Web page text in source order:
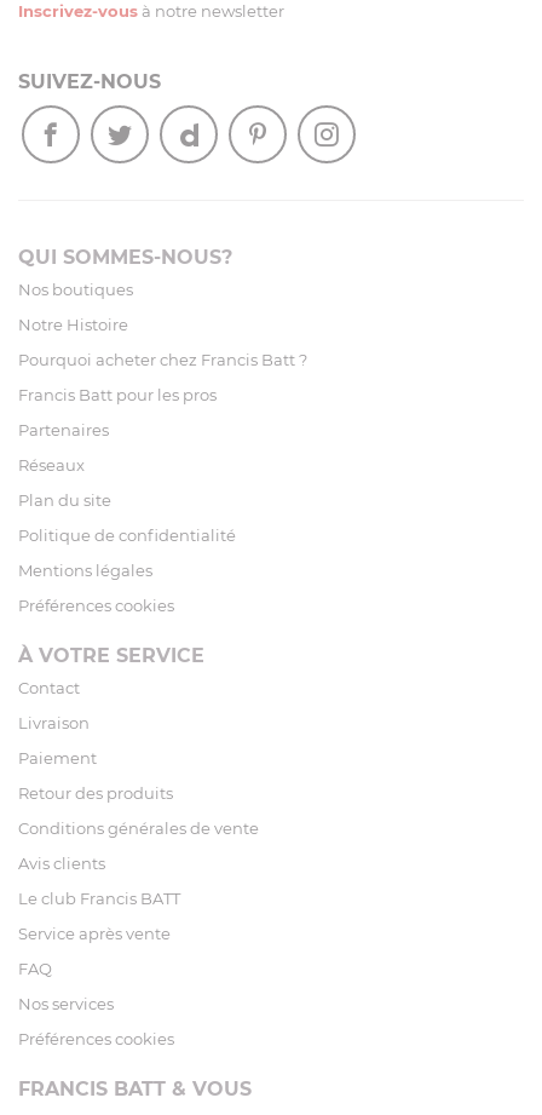
Inscrivez-vous à notre newsletter
SUIVEZ-NOUS
QUI SOMMES-NOUS?
Nos boutiques
Notre Histoire
Pourquoi acheter chez Francis Batt ?
Francis Batt pour les pros
Partenaires
Réseaux
Plan du site
Politique de confidentialité
Mentions légales
Préférences cookies
À VOTRE SERVICE
Contact
Livraison
Paiement
Retour des produits
Conditions générales de vente
Avis clients
Le club Francis BATT
Service après vente
FAQ
Nos services
Préférences cookies
FRANCIS BATT & VOUS